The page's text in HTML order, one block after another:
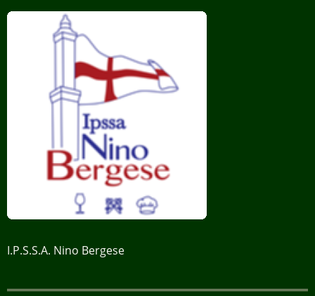
Il sito utilizza cookie tecnici (di navigazione e di
sessione) che garantiscono la normale
navigazione e fruizione del sito web e cookie
analitici inviati da terze parti (Web Analytics Italia)
che consentono di tracciare e analizzare, in forma
anonima, il comportamento per quanto riguarda
tempi, ubicazione geografica e comportamento
sul sito. Puoi acconsentire all’utilizzo di tali
tecnologie utilizzando il pulsante “Accetta” o
rifiutare utilizzando il pulsante "Rifiuta". Puoi
liberamente prestare, rifiutare o revocare il tuo
Visualizza la Cookie Policy
I.P.S.S.A. Nino Bergese